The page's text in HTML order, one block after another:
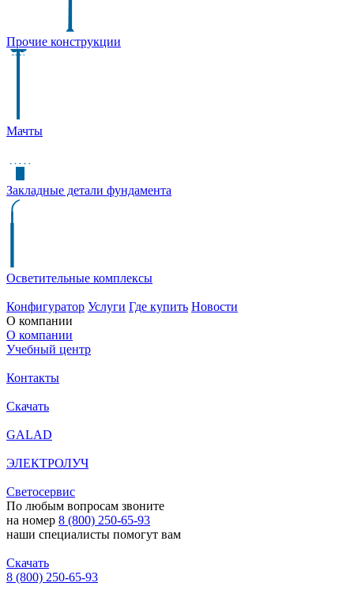
Прочие конструкции
Мачты
Закладные детали фундамента
Осветительные комплексы
Конфигуратор Услуги Где купить Новости
О компании
О компании
Учебный центр
Контакты
Скачать
GALAD
ЭЛЕКТРОЛУЧ
Светосервис
По любым вопросам звоните
на номер 8 (800) 250-65-93
наши специалисты помогут вам
Скачать
8 (800) 250-65-93